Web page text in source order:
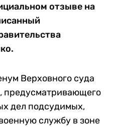
отзыве на
Верховного суда
предусматривающего
дел подсудимых,
службу в зоне